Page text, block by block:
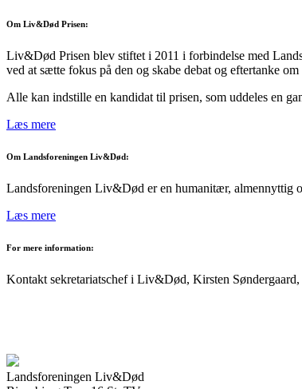
Om Liv&Død Prisen:
Liv&Død Prisen blev stiftet i 2011 i forbindelse med
ved at sætte fokus på den og skabe debat og eftertanke
Alle kan indstille en kandidat til prisen, som uddeles en
Læs mere
Om Landsforeningen Liv&Død:
Landsforeningen Liv&Død er en humanitær, almennyttig
Læs mere
For mere information:
Kontakt sekretariatschef i Liv&Død, Kirsten Søndergaard,
Landsforeningen Liv&Død